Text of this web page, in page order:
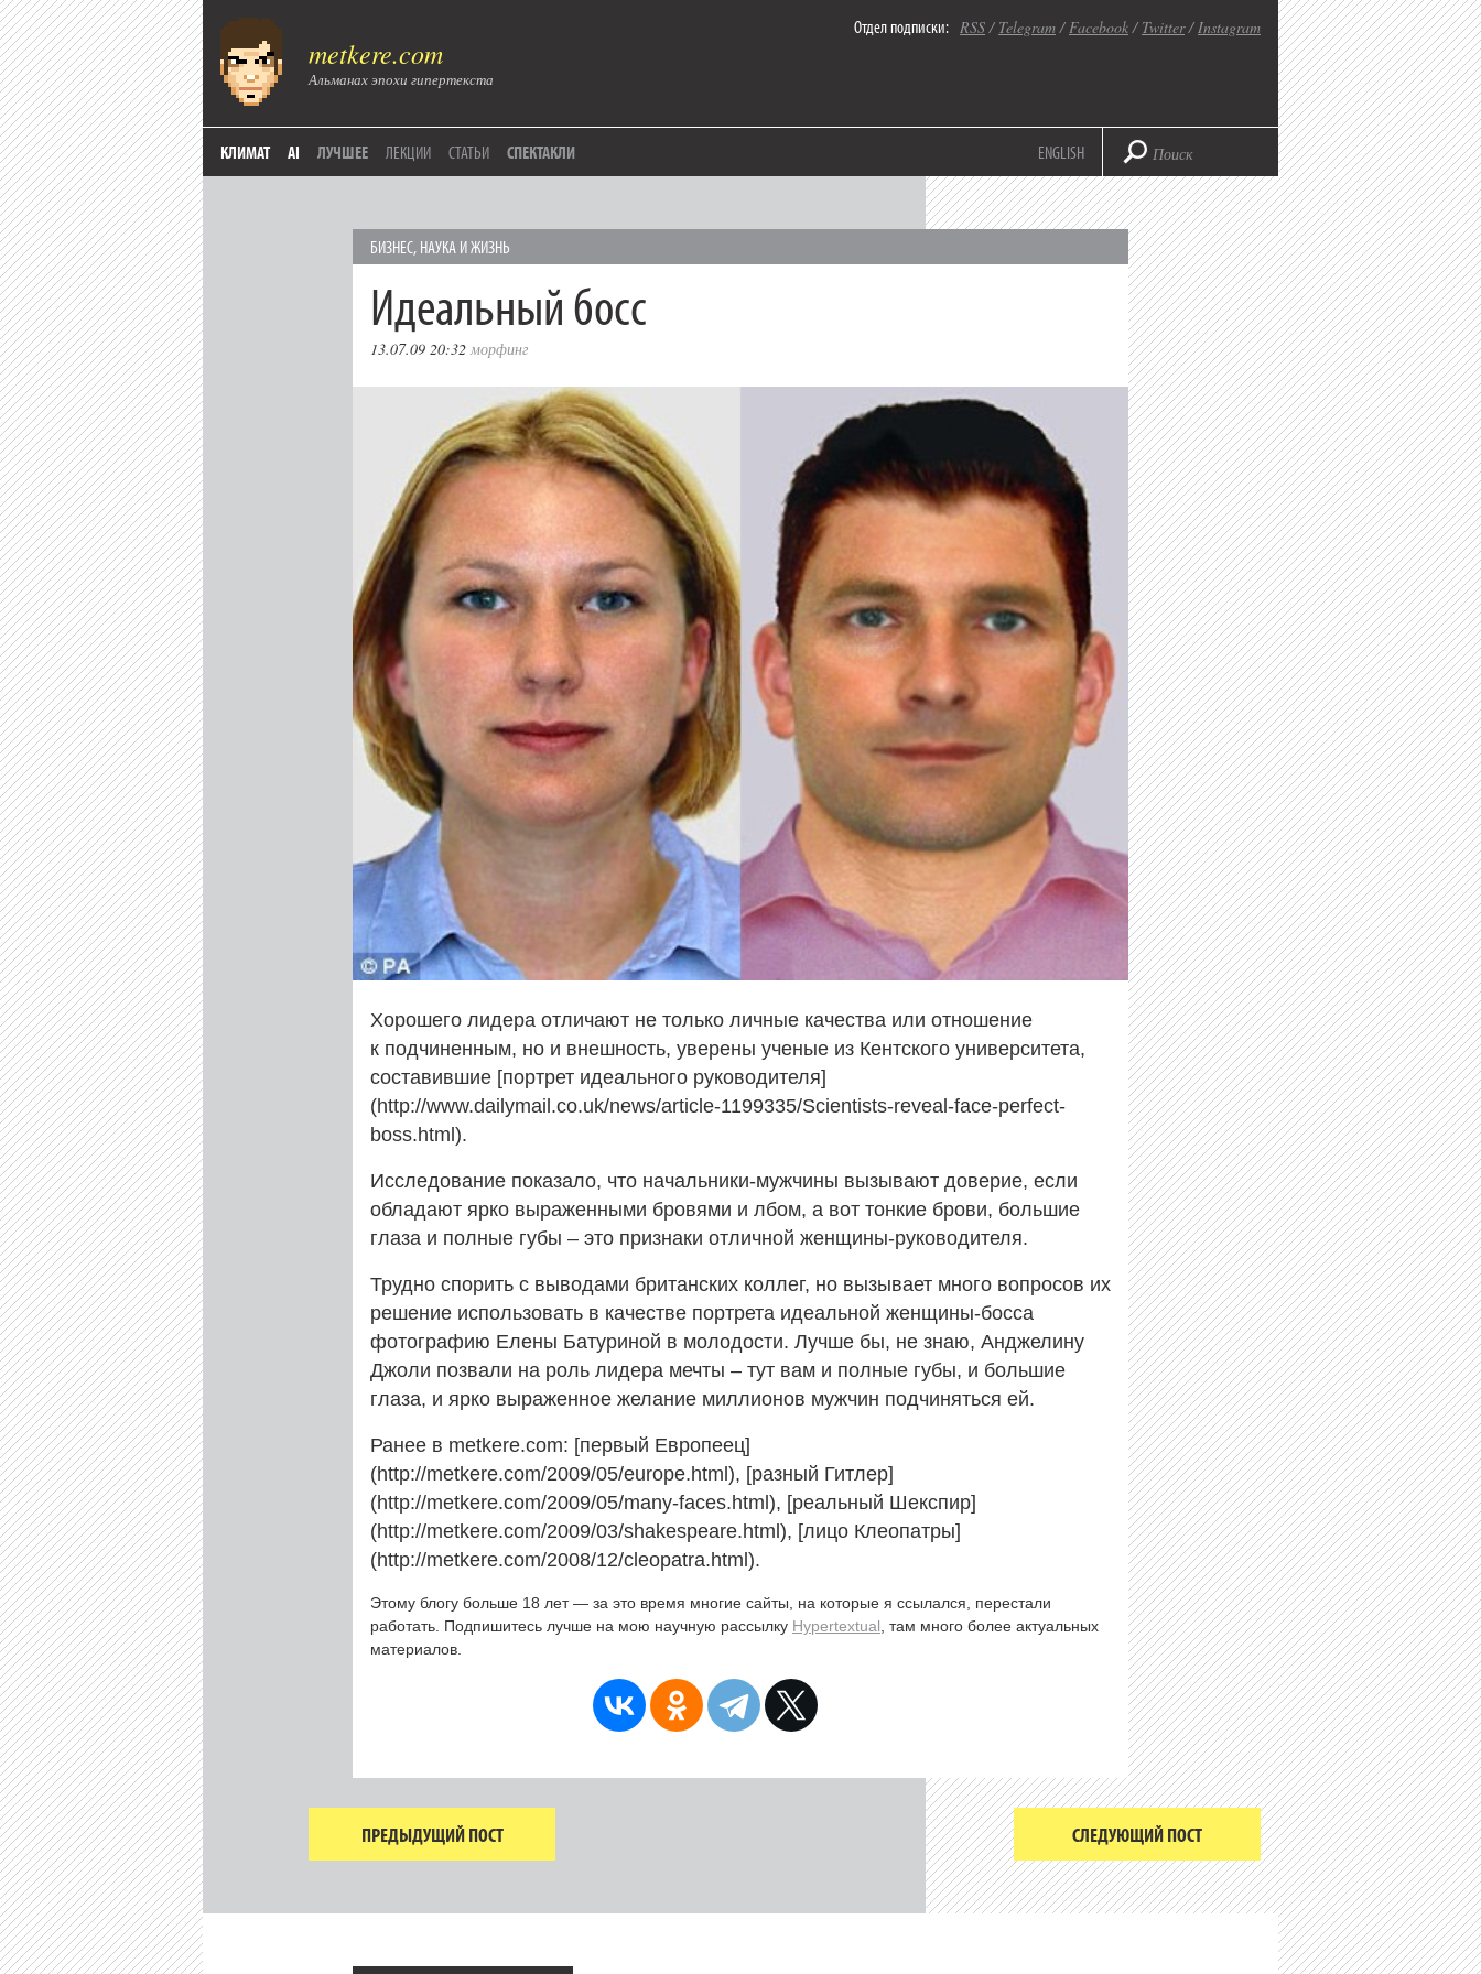
metkere.com
Альманах эпохи гипертекста
Отдел подписки: RSS/ Telegram/Facebook/ Twitter/Instagram
КЛИМАТ AI ЛУЧШЕЕ ЛЕКЦИИ СТАТЬИ СПЕКТАКЛИ ENGLISH
БИЗНЕС, НАУКА И ЖИЗНЬ
Идеальный босс
13.07.09 20:32 морфинг
Хорошего лидера отличают не только личные качества или отношение
к подчиненным, но и внешность, уверены ученые из Кентского университета,
составившие [портрет идеального руководителя]
(http://www.dailymail.co.uk/news/article-1199335/Scientists-reveal-face-perfect-
boss.html).
Исследование показало, что начальники-мужчины вызывают доверие, если
обладают ярко выраженными бровями и лбом, а вот тонкие брови, большие
глаза и полные губы – это признаки отличной женщины-руководителя.
Трудно спорить с выводами британских коллег, но вызывает много вопросов их
решение использовать в качестве портрета идеальной женщины-босса
фотографию Елены Батуриной в молодости. Лучше бы, не знаю, Анджелину
Джоли позвали на роль лидера мечты – тут вам и полные губы, и большие
глаза, и ярко выраженное желание миллионов мужчин подчиняться ей.
Ранее в metkere.com: [первый Европеец]
(http://metkere.com/2009/05/europe.html), [разный Гитлер]
(http://metkere.com/2009/05/many-faces.html), [реальный Шекспир]
(http://metkere.com/2009/03/shakespeare.html), [лицо Клеопатры]
(http://metkere.com/2008/12/cleopatra.html).
Этому блогу больше 18 лет — за это время многие сайты, на которые я ссылался, перестали
работать. Подпишитесь лучше на мою научную рассылку Hypertextual , там много более актуальных
материалов.
ПРЕДЫДУЩИЙ ПОСТ СЛЕДУЮЩИЙ ПОСТ